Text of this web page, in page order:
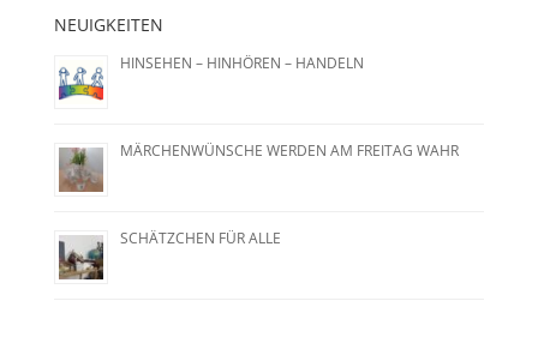
NEUIGKEITEN
HINSEHEN – HINHÖREN – HANDELN
MÄRCHENWÜNSCHE WERDEN AM FREITAG WAHR
SCHÄTZCHEN FÜR ALLE